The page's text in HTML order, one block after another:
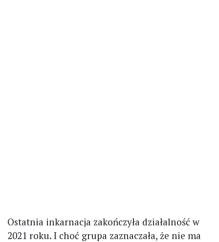
Ostatnia inkarnacja zakończyła działalność w
2021 roku. I choć grupa zaznaczała, że nie ma